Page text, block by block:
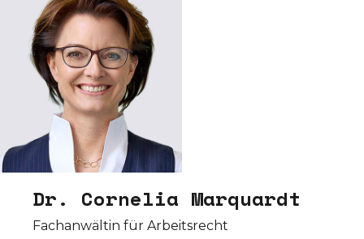
Dr. Cornelia Marquardt
Fachanwältin für Arbeitsrecht